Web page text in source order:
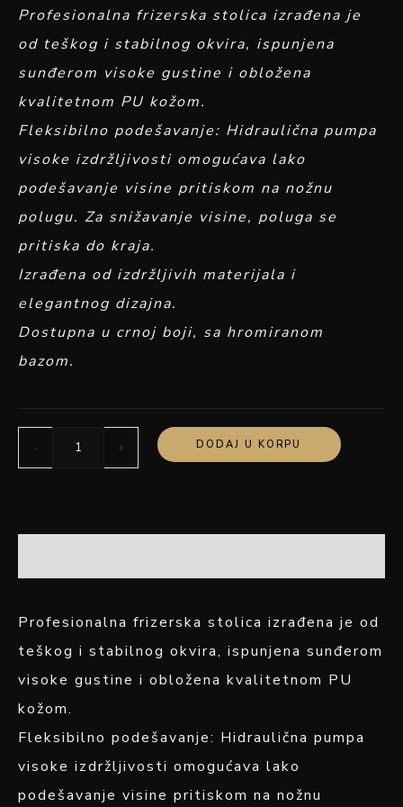
Profesionalna frizerska stolica izrađena je
od teškog i stabilnog okvira, ispunjena
sunđerom visoke gustine i obložena
kvalitetnom PU kožom.
Fleksibilno podešavanje: Hidraulična pumpa
visoke izdržljivosti omogućava lako
podešavanje visine pritiskom na nožnu
polugu. Za snižavanje visine, poluga se
pritiska do kraja.
Izrađena od izdržljivih materijala i
elegantnog dizajna.
Dostupna u crnoj boji, sa hromiranom
bazom.
- + DODAJ U KORPU
Profesionalna frizerska stolica izrađena je od
teškog i stabilnog okvira, ispunjena sunđerom
visoke gustine i obložena kvalitetnom PU
kožom.
Fleksibilno podešavanje: Hidraulična pumpa
visoke izdržljivosti omogućava lako
podešavanje visine pritiskom na nožnu